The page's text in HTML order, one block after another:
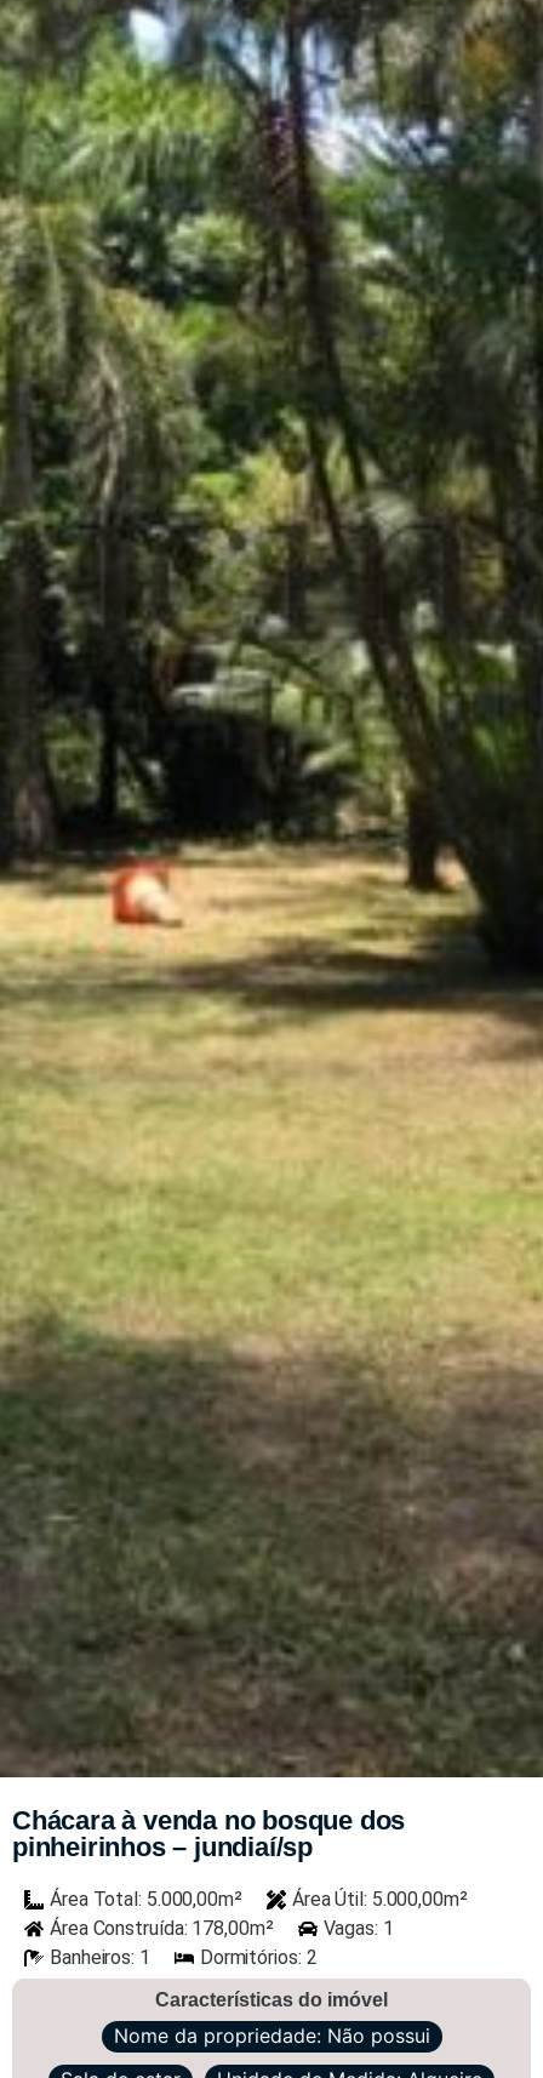
Chácara à venda no bosque dos
pinheirinhos – jundiaí/sp
Área Total: 5.000,00m²
Área Útil: 5.000,00m²
Área Construída: 178,00m²
Vagas: 1
Banheiros: 1
Dormitórios: 2
Características do imóvel
Nome da propriedade: Não possui